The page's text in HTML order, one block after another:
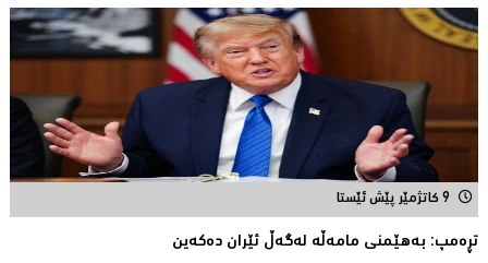
9 کاتژمێر پێش ئێستا
تڕەمپ: بەهێمنى مامەڵە لەگەڵ ئێران دەکەین